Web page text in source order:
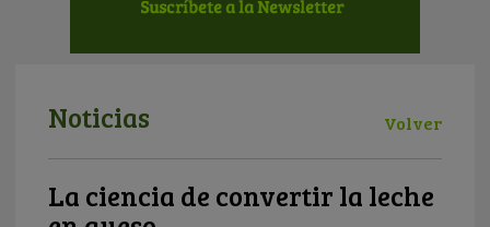
Noticias Volver
La ciencia de convertir la leche